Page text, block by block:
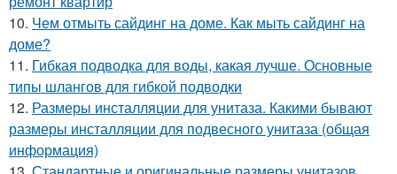
10. Чем отмыть сайдинг на доме. Как мыть сайдинг на
доме?
11. Гибкая подводка для воды, какая лучше. Основные
типы шлангов для гибкой подводки
12. Размеры инсталляции для унитаза. Какими бывают
размеры инсталляции для подвесного унитаза (общая
информация)